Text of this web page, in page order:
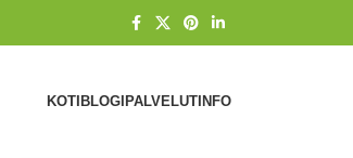
KOTI BLOGI PALVELUT INFO